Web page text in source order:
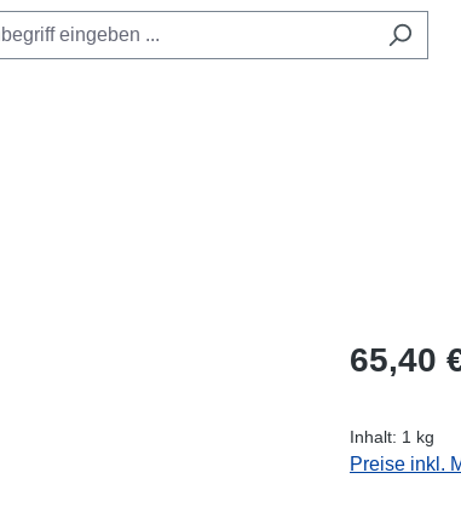
Regulärer
65,40
Inhalt: 1 kg
Preise inkl.